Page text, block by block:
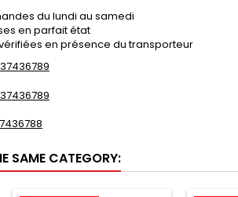
du lundi au samedi
en parfait état
en présence du transporteur
SAME CATEGORY: